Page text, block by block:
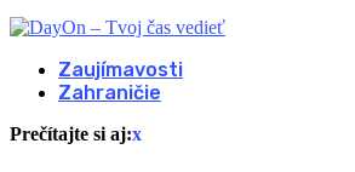
Zaujímavosti
Zahraničie
Prečítajte si aj:x